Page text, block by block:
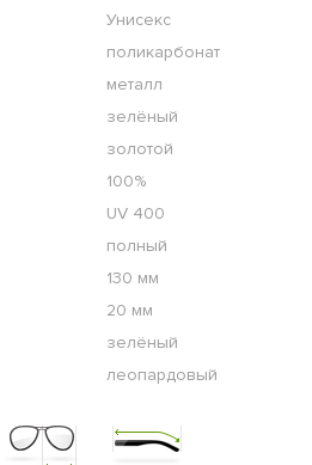
Унисекс
поликарбонат
металл
зелёный
золотой
100%
UV 400
полный
130 мм
20 мм
зелёный
леопардовый